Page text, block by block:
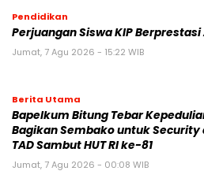
Pendidikan
Perjuangan Siswa KIP
Jumat, 7 Agu 2026 - 15:22 WIB
Berita Utama
Bapelkum Bitung Tebar
Bagikan Sembako untuk Security
TAD Sambut HUT RI ke-81
Jumat, 7 Agu 2026 - 00:08 WIB